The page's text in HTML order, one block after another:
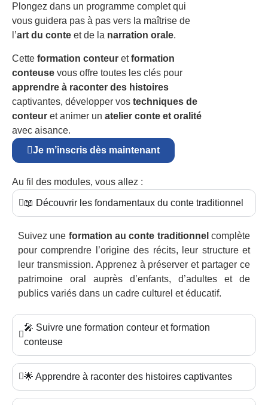
Plongez dans un programme complet qui
vous guidera pas à pas vers la maîtrise de
l’art du conte et de la narration orale.
Cette formation conteur etformation
conteuse vous offre toutes les clés pour
apprendre à raconter des histoires
captivantes, développer vos techniques de
conteur et animer un atelier conte et oralité
avec aisance.
Je m’inscris dès maintenant
Au fil des modules, vous allez :
📖 Découvrir les fondamentaux du conte traditionnel
Suivez une formation au conte traditionnel complète
pour comprendre l’origine des récits, leur structure et
leur transmission. Apprenez à préserver et partager ce
patrimoine oral auprès d’enfants, d’adultes et de
publics variés dans un cadre culturel et éducatif.
🎤 Suivre une formation conteur et formation
conteuse
🌟 Apprendre à raconter des histoires captivantes